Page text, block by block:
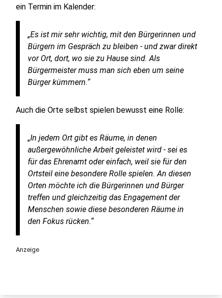
ein Termin im Kalender:
„Es ist mir sehr wichtig, mit den Bürgerinnen und
Bürgern im Gespräch zu bleiben - und zwar direkt
vor Ort, dort, wo sie zu Hause sind. Als
Bürgermeister muss man sich eben um seine
Bürger kümmern.“
Auch die Orte selbst spielen bewusst eine Rolle:
„In jedem Ort gibt es Räume, in denen
außergewöhnliche Arbeit geleistet wird - sei es
für das Ehrenamt oder einfach, weil sie für den
Ortsteil eine besondere Rolle spielen. An diesen
Orten möchte ich die Bürgerinnen und Bürger
treffen und gleichzeitig das Engagement der
Menschen sowie diese besonderen Räume in
den Fokus rücken.“
Anzeige